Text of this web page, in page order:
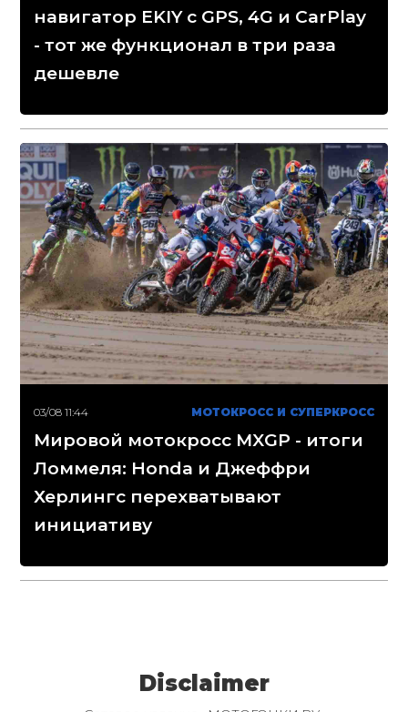
навигатор EKIY с GPS, 4G и CarPlay
- тот же функционал в три раза
дешевле
03/08 11:44 МОТОКРОСС И СУПЕРКРОСС
Мировой мотокросс MXGP - итоги
Ломмеля: Honda и Джеффри
Херлингс перехватывают
инициативу
Disclaimer